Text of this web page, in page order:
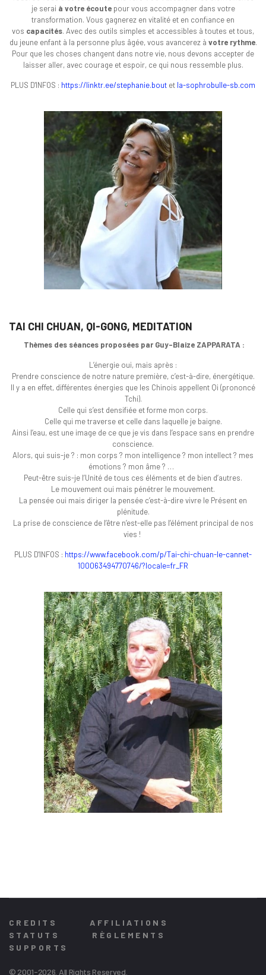
je serai à votre écoutepour vous accompagner dans votre
transformation. Vous gagnerez en vitalité et en confiance en
vos capacités. Avec des outils simples et accessibles à toutes et tous,
du jeune enfant à la personne plus âgée, vous avancerez à votre rythme.
Pour que les choses changent dans notre vie, nous devons accepter de
laisser aller, avec courage et espoir, ce qui nous ressemble plus.
PLUS D'INFOS : https://linktr.ee/stephanie.bout et la-sophrobulle-sb.com
TAI CHI CHUAN, QI-GONG, MEDITATION
Thèmes des séances proposées par Guy-Blaize ZAPPARATA :
L’énergie oui, mais après :
Prendre conscience de notre nature première, c’est-à-dire, énergétique.
Il y a en effet, différentes énergies que les Chinois appellent Qi (prononcé
Tchi).
Celle qui s’est densifiée et forme mon corps.
Celle qui me traverse et celle dans laquelle je baigne.
Ainsi l’eau, est une image de ce que je vis dans l’espace sans en prendre
conscience.
Alors, qui suis-je ? : mon corps ? mon intelligence ? mon intellect ? mes
émotions ? mon âme ? …
Peut-être suis-je l’Unité de tous ces éléments et de bien d’autres.
Le mouvement oui mais pénétrer le mouvement.
La pensée oui mais diriger la pensée c’est-à-dire vivre le Présent en
plénitude.
La prise de conscience de l’être n’est-elle pas l’élément principal de nos
vies !
PLUS D'INFOS : https://www.facebook.com/p/Tai-chi-chuan-le-cannet-
100063494770746/?locale=fr_FR
CREDITS
AFFILIATIONS
STATUTS
RÈGLEMENTS
SUPPORTS
© 2001-2026. All Rights Reserved.